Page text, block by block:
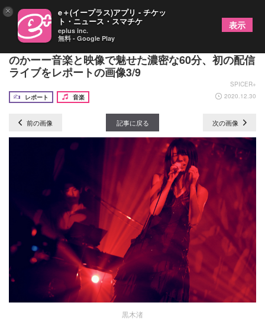
黒木渚 コロナ禍の2020年に何を思い、考えていた
のかーー音楽と映像で魅せた濃密な60分、初の配信
ライブをレポートの画像3/9
SPICER+
レポート
音楽 2020.12.30
前の画像 記事に戻る 次の画像
黒木渚
× e＋(イープラス)アプリ - チケッ
ト・ニュース・スマチケ
eplus inc.
無料 - Google Play
表示